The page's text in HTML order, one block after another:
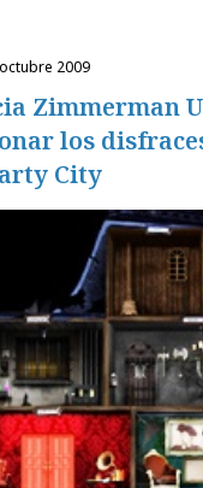
2009
Zimmerman
los
City